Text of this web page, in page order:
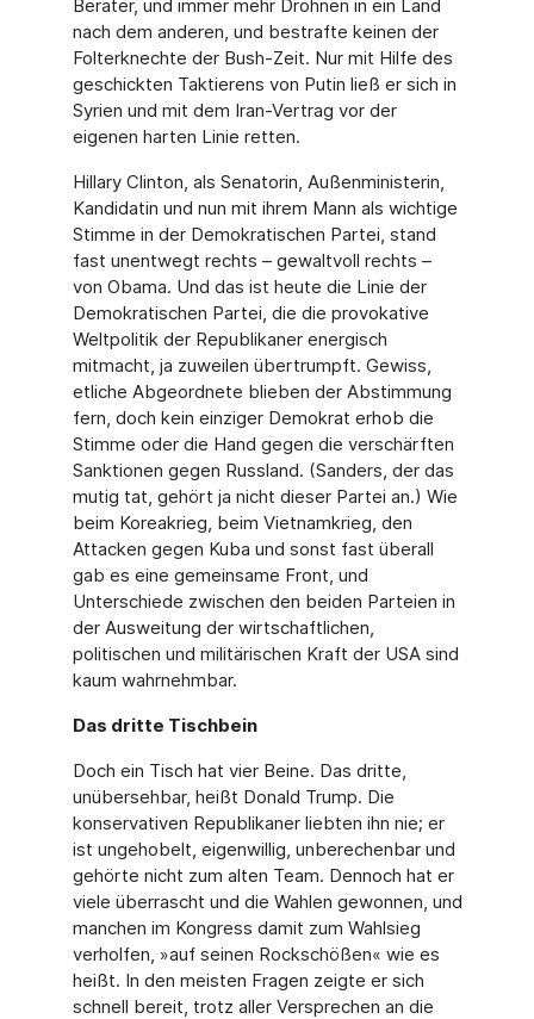
Berater, und immer mehr Drohnen in ein Land
nach dem anderen, und bestrafte keinen der
Folterknechte der Bush-Zeit. Nur mit Hilfe des
geschickten Taktierens von Putin ließ er sich in
Syrien und mit dem Iran-Vertrag vor der
eigenen harten Linie retten.
Hillary Clinton, als Senatorin, Außenministerin,
Kandidatin und nun mit ihrem Mann als wichtige
Stimme in der Demokratischen Partei, stand
fast unentwegt rechts – gewaltvoll rechts –
von Obama. Und das ist heute die Linie der
Demokratischen Partei, die die provokative
Weltpolitik der Republikaner energisch
mitmacht, ja zuweilen übertrumpft. Gewiss,
etliche Abgeordnete blieben der Abstimmung
fern, doch kein einziger Demokrat erhob die
Stimme oder die Hand gegen die verschärften
Sanktionen gegen Russland. (San­ders, der das
mutig tat, gehört ja nicht dieser Partei an.) Wie
beim Koreakrieg, beim Viet­namkrieg, den
Attacken gegen Kuba und sonst fast überall
gab es eine gemeinsame Front, und
Unterschiede zwischen den beiden Parteien in
der Ausweitung der wirtschaftlichen,
politischen und militärischen Kraft der USA sind
kaum wahrnehmbar.
Das dritte Tischbein
Doch ein Tisch hat vier Beine. Das dritte,
unübersehbar, heißt Donald Trump. Die
konserva­tiven Republikaner liebten ihn nie; er
ist ungehobelt, eigenwillig, unberechenbar und
gehör­te nicht zum alten Team. Dennoch hat er
viele überrascht und die Wahlen gewonnen, und
manchen im Kongress damit zum Wahlsieg
verholfen, »auf seinen Rockschößen« wie es
heißt. In den meisten Fragen zeigte er sich
schnell bereit, trotz aller Versprechen an die